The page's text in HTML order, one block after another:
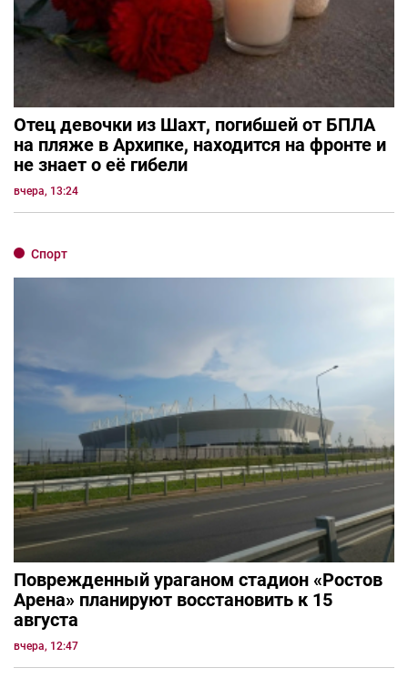
Отец девочки из Шахт, погибшей от БПЛА
на пляже в Архипке, находится на фронте и
не знает о её гибели
вчера, 13:24
Спорт
Поврежденный ураганом стадион «Ростов
Арена» планируют восстановить к 15
августа
вчера, 12:47